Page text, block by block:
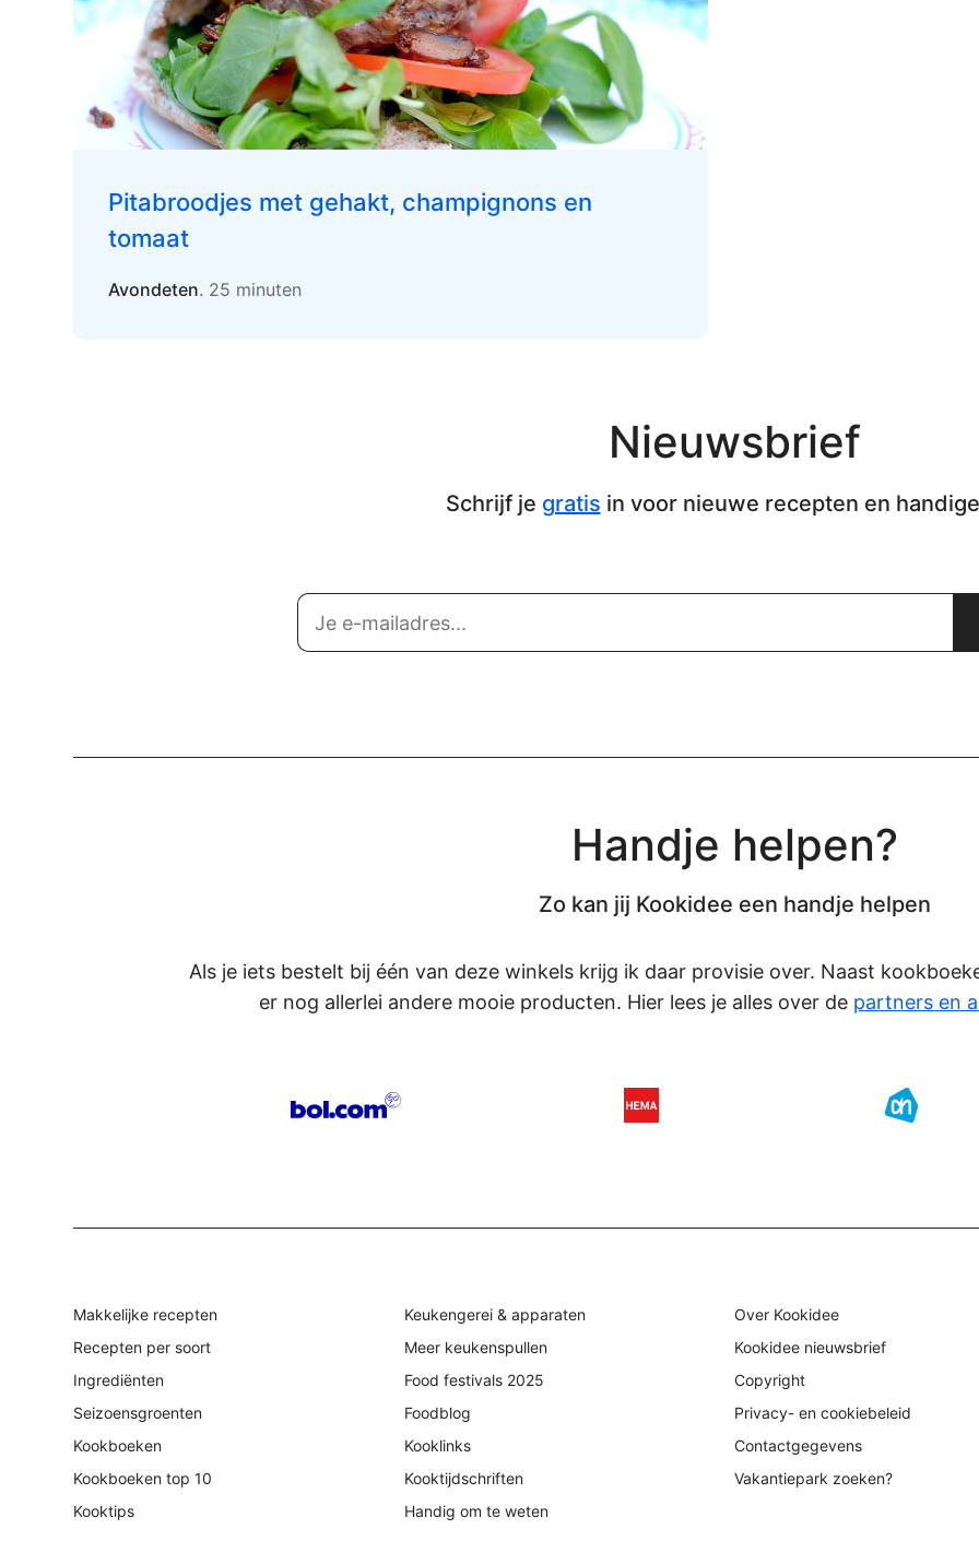
Pitabroodjes met gehakt, champignons en
tomaat
Avondeten. 25 minuten
Nieuwsbrief
Schrijf je gratis in voor nieuwe recepten en
Handje helpen?
Zo kan jij Kookidee een handje helpen
Als je iets bestelt bij één van deze winkels krijg ik daar provisie over. Naast
er nog allerlei andere mooie producten. Hier lees je alles over de partners en
Makkelijke recepten
Recepten per soort
Ingrediënten
Seizoensgroenten
Kookboeken
Kookboeken top 10
Kooktips
Keukengerei & apparaten
Meer keukenspullen
Food festivals 2025
Foodblog
Kooklinks
Kooktijdschriften
Handig om te weten
Over Kookidee
Kookidee nieuwsbrief
Copyright
Privacy- en cookiebeleid
Contactgegevens
Vakantiepark zoeken?